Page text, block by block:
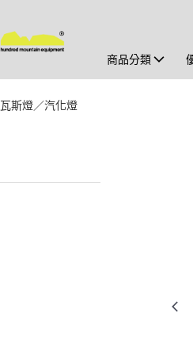
商品分類
瓦斯燈／汽化燈